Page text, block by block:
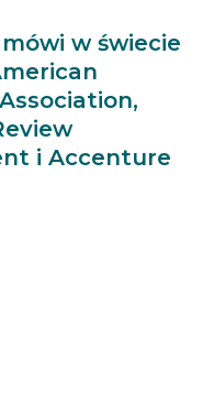
w świecie
i Accenture